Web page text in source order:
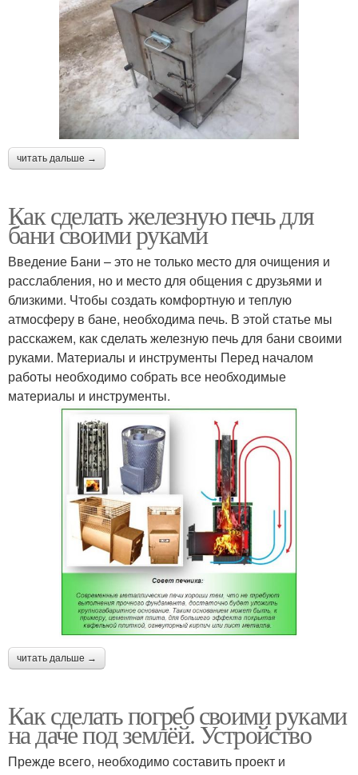
читать дальше →
Как сделать железную печь для
бани своими руками
Введение Бани – это не только место для очищения и
расслабления, но и место для общения с друзьями и
близкими. Чтобы создать комфортную и теплую
атмосферу в бане, необходима печь. В этой статье мы
расскажем, как сделать железную печь для бани своими
руками. Материалы и инструменты Перед началом
работы необходимо собрать все необходимые
материалы и инструменты.
читать дальше →
Как сделать погреб своими руками
на даче под землёй. Устройство
Прежде всего, необходимо составить проект и